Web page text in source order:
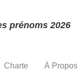
prénoms 2026
Charte À Propos